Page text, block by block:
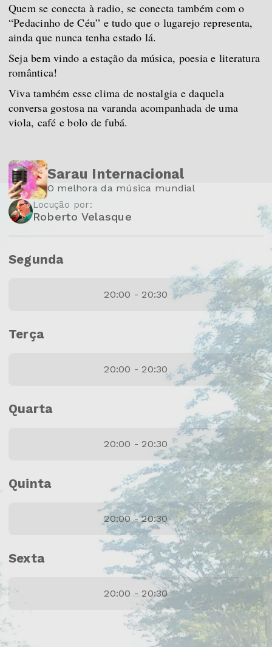
Quem se conecta à radio, se conecta também com o
“Pedacinho de Céu” e tudo que o lugarejo representa,
ainda que nunca tenha estado lá.
Seja bem vindo a estação da música, poesia e literatura
romântica!
Viva também esse clima de nostalgia e daquela
conversa gostosa na varanda acompanhada de uma
viola, café e bolo de fubá.
Sarau Internacional
O melhora da música mundial
Locução por:
Roberto Velasque
Segunda
20:00 - 20:30
Terça
20:00 - 20:30
Quarta
20:00 - 20:30
Quinta
20:00 - 20:30
Sexta
20:00 - 20:30